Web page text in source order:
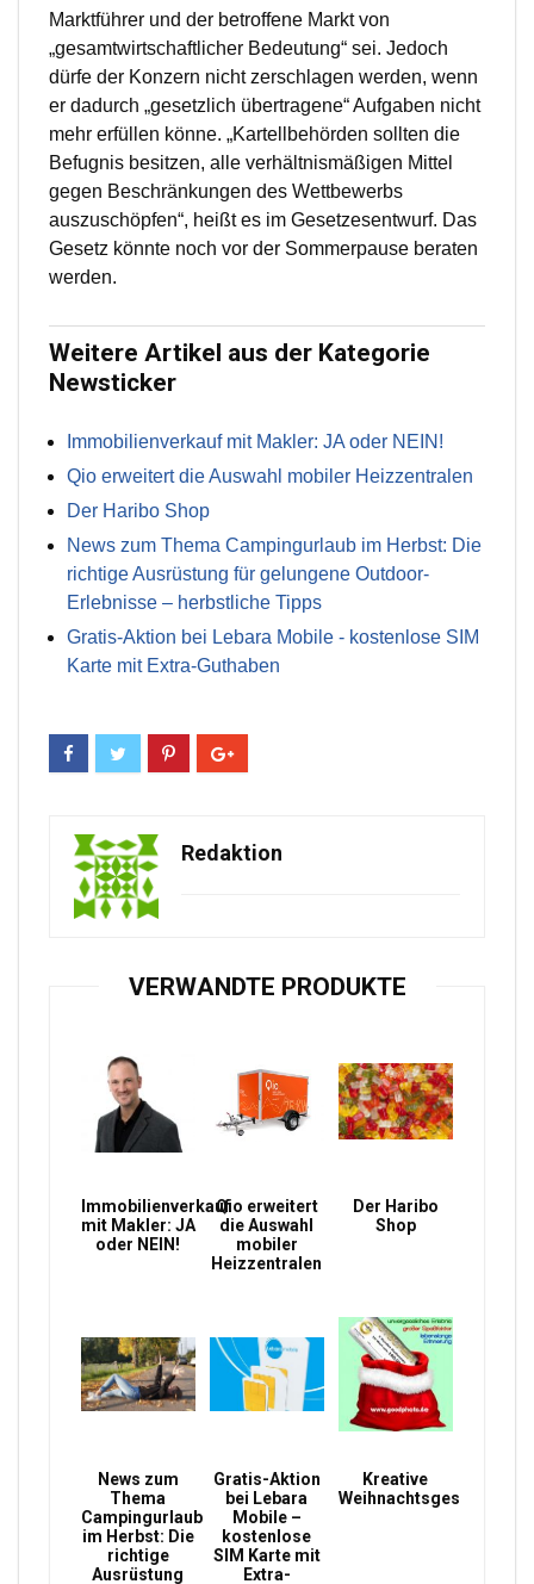
Marktführer und der betroffene Markt von
„gesamtwirtschaftlicher Bedeutung“ sei. Jedoch
dürfe der Konzern nicht zerschlagen werden, wenn
er dadurch „gesetzlich übertragene“ Aufgaben nicht
mehr erfüllen könne. „Kartellbehörden sollten die
Befugnis besitzen, alle verhältnismäßigen Mittel
gegen Beschränkungen des Wettbewerbs
auszuschöpfen“, heißt es im Gesetzesentwurf. Das
Gesetz könnte noch vor der Sommerpause beraten
werden.
Weitere Artikel aus der Kategorie
Newsticker
Immobilienverkauf mit Makler: JA oder NEIN!
Qio erweitert die Auswahl mobiler Heizzentralen
Der Haribo Shop
News zum Thema Campingurlaub im Herbst: Die
richtige Ausrüstung für gelungene Outdoor-
Erlebnisse – herbstliche Tipps
Gratis-Aktion bei Lebara Mobile - kostenlose SIM
Karte mit Extra-Guthaben
Redaktion
VERWANDTE PRODUKTE
Immobilienverkauf
mit Makler: JA
oder NEIN!
Qio erweitert
die Auswahl
mobiler
Heizzentralen
Der Haribo
Shop
News zum
Thema
Campingurlaub
im Herbst: Die
richtige
Ausrüstung
Gratis-Aktion
bei Lebara
Mobile –
kostenlose
SIM Karte mit
Extra-
Kreative
Weihnachtsgeschenke